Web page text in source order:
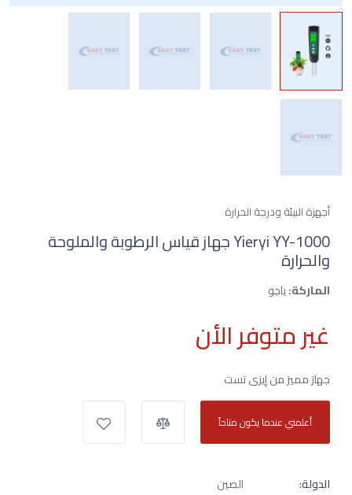
أجهزة البيئة ودرجة الحرارة
Yieryi YY-1000 جهاز قياس الرطوبة والملوحة
والحرارة
الماركة:ياجو
غير متوفر الأن
جهاز مميز من إيزى تست
أعلمني عندما يكون متاحاً
الدولة:
الصين